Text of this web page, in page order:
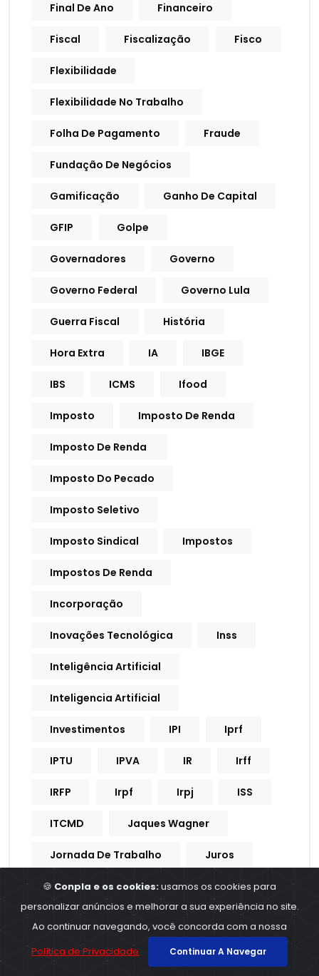
Final De Ano Financeiro
Fiscal Fiscalização Fisco
Flexibilidade
Flexibilidade No Trabalho
Folha De Pagamento Fraude
Fundação De Negócios
Gamificação Ganho De Capital
GFIP Golpe
Governadores Governo
Governo Federal Governo Lula
Guerra Fiscal História
Hora Extra IA IBGE
IBS ICMS Ifood
Imposto Imposto De Renda
Imposto De Renda
Imposto Do Pecado
Imposto Seletivo
Imposto Sindical Impostos
Impostos De Renda
Incorporação
Inovações Tecnológica Inss
Inteligência Artificial
Inteligencia Artificial
Investimentos IPI Iprf
IPTU IPVA IR Irff
IRFP Irpf Irpj ISS
ITCMD Jaques Wagner
Jornada De Trabalho Juros
Justa Causa
Lei Do Desenrola Leilão
🍪 Conpla e os cookies:usamos os cookies para
personalizar anúncios e melhorar a sua experiência no site.
Ao continuar navegando, você concorda com a nossa
Política de Privacidade
Continuar A Navegar